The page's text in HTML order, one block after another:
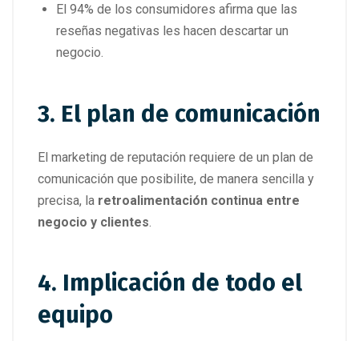
El 94% de los consumidores afirma que las
reseñas negativas les hacen descartar un
negocio.
3. El plan de comunicación
El marketing de reputación requiere de un plan de
comunicación que posibilite, de manera sencilla y
precisa, la retroalimentación continua entre
negocio y clientes.
4. Implicación de todo el
equipo